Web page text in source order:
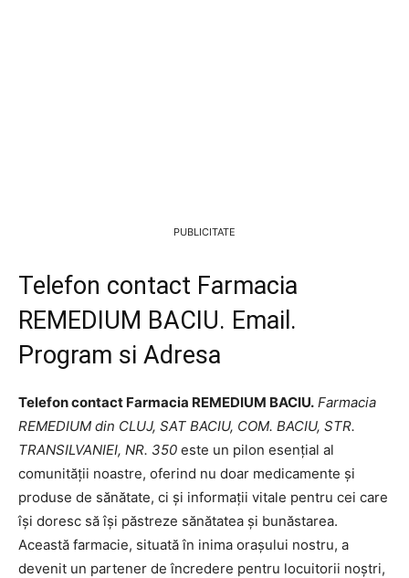
PUBLICITATE
Telefon contact Farmacia
REMEDIUM BACIU. Email.
Program si Adresa
Telefon contact Farmacia REMEDIUM BACIU. Farmacia
REMEDIUM din CLUJ, SAT BACIU, COM. BACIU, STR.
TRANSILVANIEI, NR. 350 este un pilon esențial al
comunității noastre, oferind nu doar medicamente și
produse de sănătate, ci și informații vitale pentru cei care
își doresc să își păstreze sănătatea și bunăstarea.
Această farmacie, situată în inima orașului nostru, a
devenit un partener de încredere pentru locuitorii noștri,